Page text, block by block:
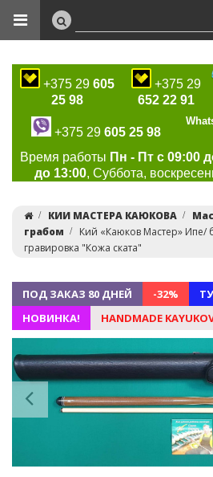
+375 29 605
25 98
+375 29
652 22 91
+375 29 605 25 98
Время работы Пн - Пт с 09:00
до 13:00, Суббота,
КИИ МАСТЕРА КАЮКОВА
грабом
Кий «Каюков Мастер» Ипе/
гравировка "Кожа ската"
ПОД ЗАКАЗ 80 ДНЕЙ -32%
НОВИНКА!
HANDMADE
Previous